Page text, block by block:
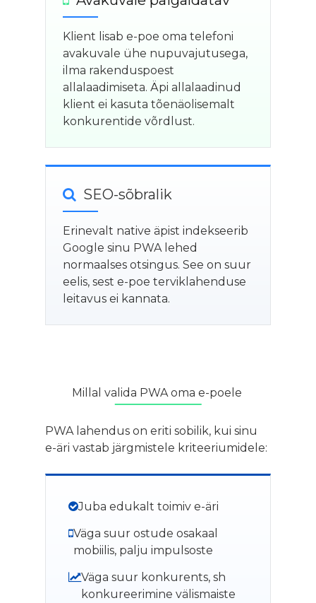
Klient lisab e-poe oma telefoni
avakuvale ühe nupuvajutusega,
ilma rakenduspoest
allalaadimiseta. Äpi allalaadinud
klient ei kasuta tõenäolisemalt
konkurentide võrdlust.
SEO-sõbralik
Erinevalt native äpist indekseerib
Google sinu PWA lehed
normaalses otsingus. See on suur
eelis, sest e-poe terviklahenduse
leitavus ei kannata.
Millal valida PWA oma e-poele
PWA lahendus on eriti sobilik, kui sinu
e-äri vastab järgmistele kriteeriumidele:
Juba edukalt toimiv e-äri
Väga suur ostude osakaal
mobiilis, palju impulsoste
Väga suur konkurents, sh
konkureerimine välismaiste